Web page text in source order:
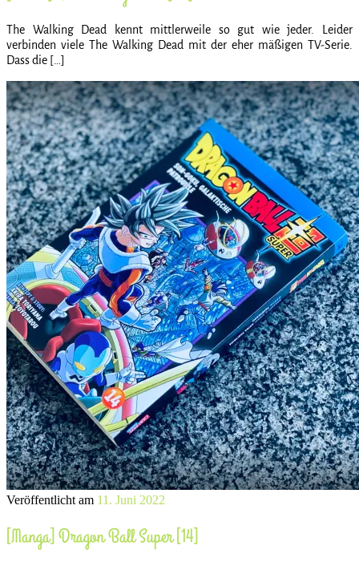
The Walking Dead kennt mittlerweile so gut wie jeder. Leider
verbinden viele The Walking Dead mit der eher mäßigen TV-Serie.
Dass die […]
Veröffentlicht am 11. Juni 2022
[Manga] Dragon Ball Super [14]